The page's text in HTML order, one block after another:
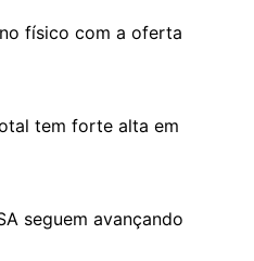
físico com a oferta
tem forte alta em
seguem avançando